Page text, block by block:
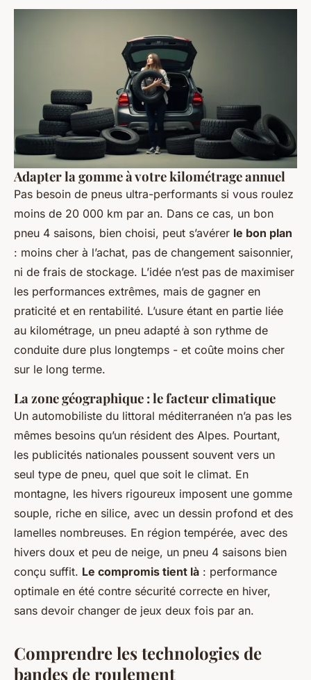
Adapter la gomme à votre kilométrage annuel
Pas besoin de pneus ultra-performants si vous roulez
moins de 20 000 km par an. Dans ce cas, un bon
pneu 4 saisons, bien choisi, peut s’avérer le bon plan
: moins cher à l’achat, pas de changement saisonnier,
ni de frais de stockage. L’idée n’est pas de maximiser
les performances extrêmes, mais de gagner en
praticité et en rentabilité. L’usure étant en partie liée
au kilométrage, un pneu adapté à son rythme de
conduite dure plus longtemps - et coûte moins cher
sur le long terme.
La zone géographique : le facteur climatique
Un automobiliste du littoral méditerranéen n’a pas les
mêmes besoins qu’un résident des Alpes. Pourtant,
les publicités nationales poussent souvent vers un
seul type de pneu, quel que soit le climat. En
montagne, les hivers rigoureux imposent une gomme
souple, riche en silice, avec un dessin profond et des
lamelles nombreuses. En région tempérée, avec des
hivers doux et peu de neige, un pneu 4 saisons bien
conçu suffit. Le compromis tient là : performance
optimale en été contre sécurité correcte en hiver,
sans devoir changer de jeux deux fois par an.
Comprendre les technologies de
bandes de roulement